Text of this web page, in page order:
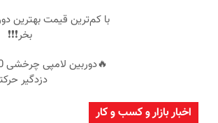
با کم‌ترین قیمت بهترین
بخر❗❗❗
دزدگیر
اخبار بازار و کسب و کار